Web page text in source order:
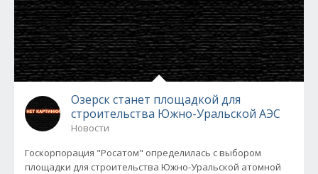
Озерск станет площадкой для
строительства Южно-Уральской АЭС
Новости
Госкорпорация "Росатом" определилась с выбором
площадки для строительства Южно-Уральской атомной